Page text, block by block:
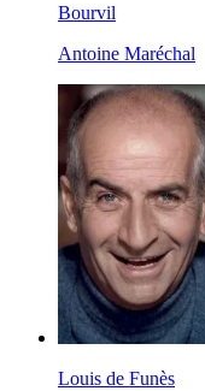
Bourvil
Antoine Maréchal
Louis de Funès